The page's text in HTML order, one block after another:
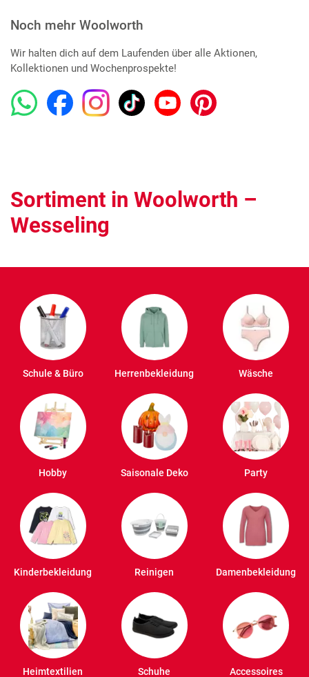
Noch mehr Woolworth
Wir halten dich auf dem Laufenden über alle Aktionen,
Kollektionen und Wochenprospekte!
Sortiment in Woolworth –
Wesseling
Schule & Büro Herrenbekleidung Wäsche
Hobby Saisonale Deko Party
Kinderbekleidung Reinigen Damenbekleidung
Heimtextilien Schuhe Accessoires